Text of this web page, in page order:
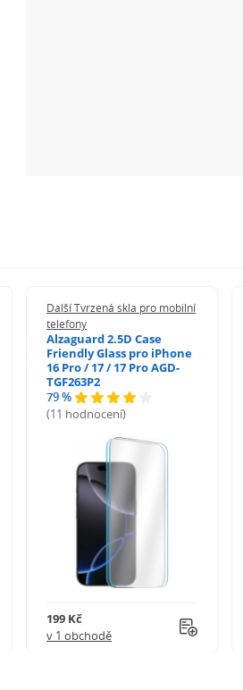
Další Tvrzená skla pro mobilní
telefony
Alzaguard 2.5D Case
Friendly Glass pro iPhone
16 Pro / 17 / 17 Pro AGD-
TGF263P2
79 %
(11 hodnocení)
199 Kč
v 1 obchodě